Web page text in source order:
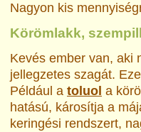
Nagyon kis
Körömlakk,
Kevés ember van, aki
jellegzetes szagát.
Például a toluol a
hatású, károsítja a
keringési rendszert,